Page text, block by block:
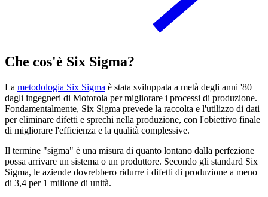
Che cos'è Six Sigma?
La metodologia Six Sigma è stata sviluppata a metà degli anni '80
dagli ingegneri di Motorola per migliorare i processi di produzione.
Fondamentalmente, Six Sigma prevede la raccolta e l'utilizzo di dati
per eliminare difetti e sprechi nella produzione, con l'obiettivo finale
di migliorare l'efficienza e la qualità complessive.
Il termine "sigma" è una misura di quanto lontano dalla perfezione
possa arrivare un sistema o un produttore. Secondo gli standard Six
Sigma, le aziende dovrebbero ridurre i difetti di produzione a meno
di 3,4 per 1 milione di unità.